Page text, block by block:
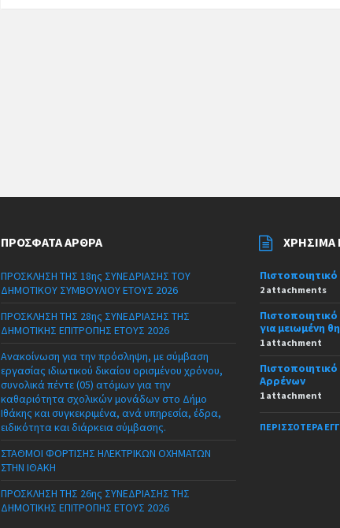
ΠΡΌΣΦΑΤΑ ΆΡΘΡΑ
ΠΡΟΣΚΛΗΣΗ ΤΗΣ 18ης ΣΥΝΕΔΡΙΑΣΗΣ ΤΟΥ
ΔΗΜΟΤΙΚΟΥ ΣΥΜΒΟΥΛΙΟΥ ΕΤΟΥΣ 2026
ΠΡΟΣΚΛΗΣΗ ΤΗΣ 28ης ΣΥΝΕΔΡΙΑΣΗΣ ΤΗΣ
ΔΗΜΟΤΙΚΗΣ ΕΠΙΤΡΟΠΗΣ ΕΤΟΥΣ 2026
Ανακοίνωση για την πρόσληψη, με σύμβαση
εργασίας ιδιωτικού δικαίου ορισμένου χρόνου,
συνολικά πέντε (05) ατόμων για την
καθαριότητα σχολικών μονάδων στο Δήμο
Ιθάκης και συγκεκριμένα, ανά υπηρεσία, έδρα,
ειδικότητα και διάρκεια σύμβασης.
ΣΤΑΘΜΟΙ ΦΟΡΤΙΣΗΣ ΗΛΕΚΤΡΙΚΩΝ ΟΧΗΜΑΤΩΝ
ΣΤΗΝ ΙΘΑΚΗ
ΠΡΟΣΚΛΗΣΗ ΤΗΣ 26ης ΣΥΝΕΔΡΙΑΣΗΣ ΤΗΣ
ΔΗΜΟΤΙΚΗΣ ΕΠΙΤΡΟΠΗΣ ΕΤΟΥΣ 2026
ΧΡΉΣΙΜΑ
2 attachments
για μειωμένη
1 attachment
Αρρένων
1 attachment
ΠΕΡΙΣΣΌΤΕΡΑ